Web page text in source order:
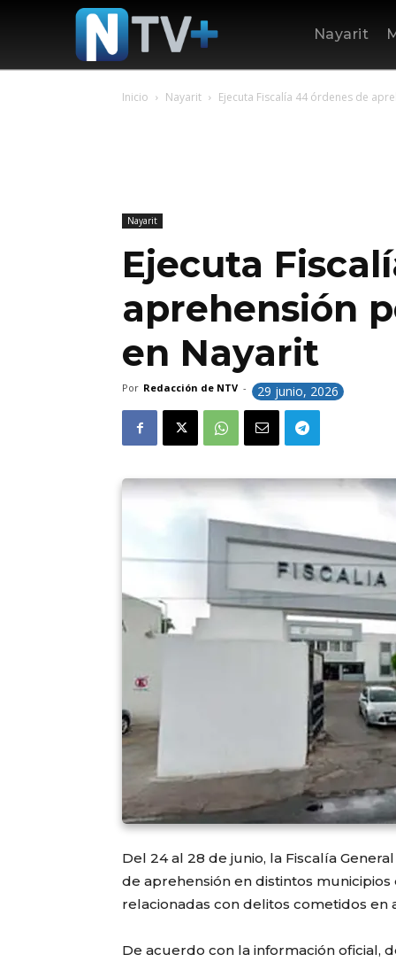
Nayarit
Inicio Nayarit Ejecuta Fiscalía 44 órdenes de
Nayarit
Ejecuta
aprehensión
en Nayarit
Por Redacción de NTV - 29 junio, 2026
Del 24 al 28 de junio, la Fiscalía
de aprehensión en distintos
relacionadas con delitos cometidos en
De acuerdo con la información oficial,